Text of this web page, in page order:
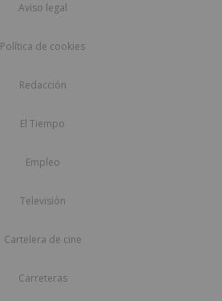
Aviso legal
Política de cookies
Redacción
El Tiempo
Empleo
Televisión
Cartelera de cine
Carreteras